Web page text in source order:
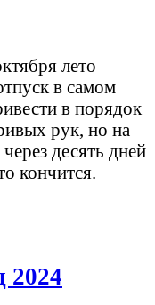
лето
в самом
в порядок
рук, но на
десять дней
кончится.
2024